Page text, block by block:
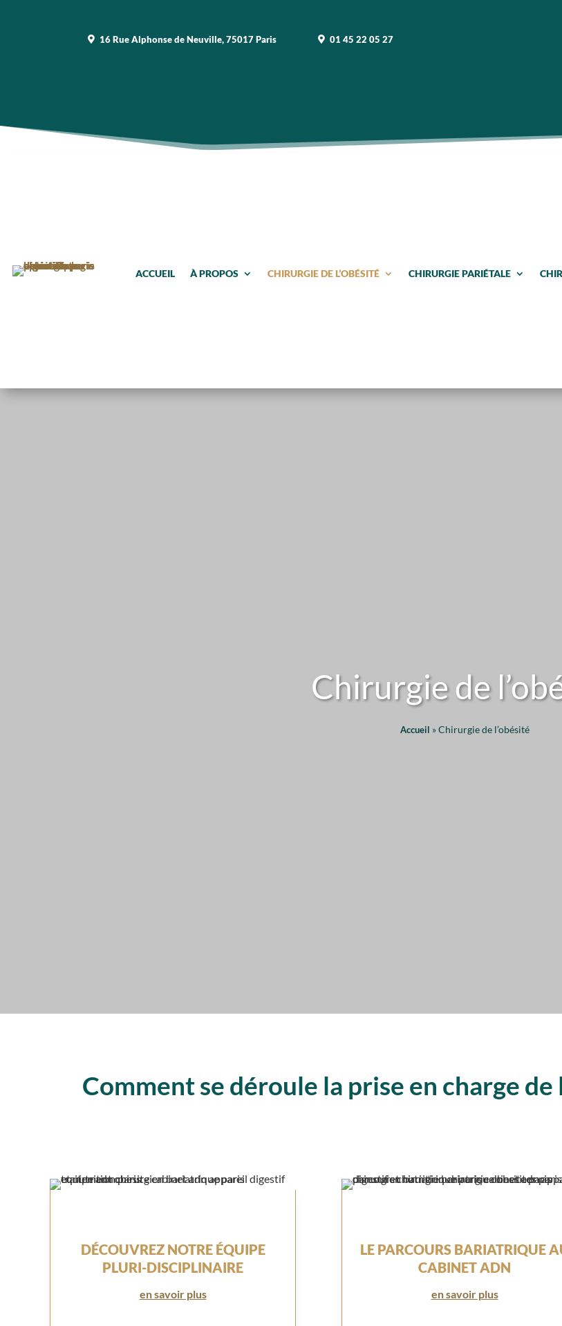
16 Rue Alphonse de Neuville, 75017 Paris 01 45 22 05 27
ACCUEIL À PROPOS CHIRURGIE DE L’OBÉSITÉ CHIRURGIE PARIÉTALE
Chirurgie de
Accueil »Chirurgie de l’obésité
Comment se déroule la prise en charge
DÉCOUVREZ NOTRE ÉQUIPE
PLURI-DISCIPLINAIRE
en savoir plus
LE PARCOURS BARIATRIQUE
CABINET ADN
en savoir plus